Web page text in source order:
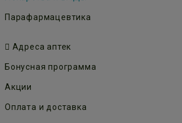
Парафармацевтика
Адреса аптек
Бонусная программа
Акции
Оплата и доставка